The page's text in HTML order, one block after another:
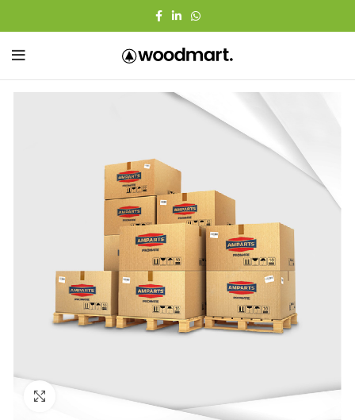
Click to enlarge